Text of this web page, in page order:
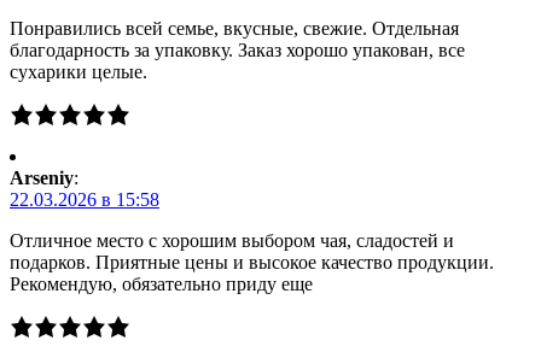
Понравились всей семье, вкусные, свежие. Отдельная
благодарность за упаковку. Заказ хорошо упакован, все
сухарики целые.
Arseniy:
22.03.2026 в 15:58
Отличное место с хорошим выбором чая, сладостей и
подарков. Приятные цены и высокое качество продукции.
Рекомендую, обязательно приду еще